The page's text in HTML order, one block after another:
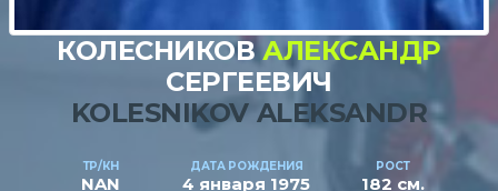
КОЛЕСНИКОВАЛЕКСАНДР
СЕРГЕЕВИЧ
KOLESNIKOV ALEKSANDR
ТР/КН
NAN
ДАТА РОЖДЕНИЯ
4 января 1975
РОСТ
182 см.